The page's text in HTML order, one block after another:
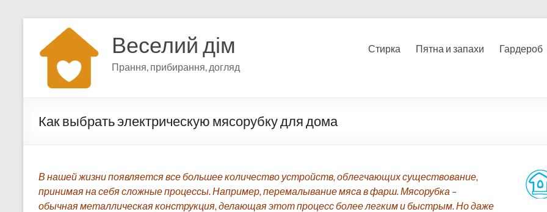
содержимому
Веселий дім
Прання, прибирання, догляд
Стирка Пятна и запахи Гардероб
Как выбрать электрическую мясорубку для дома
В нашей жизни появляется все большее количество устройств, облегчающих существование,
принимая на себя сложные процессы. Например, перемалывание мяса в фарш. Мясорубка –
обычная металлическая конструкция, делающая этот процесс более легким и быстрым. Но даже